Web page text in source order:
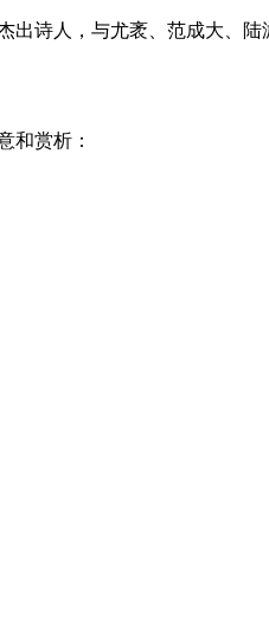
诗人，与尤袤、范成大、陆
和赏析：